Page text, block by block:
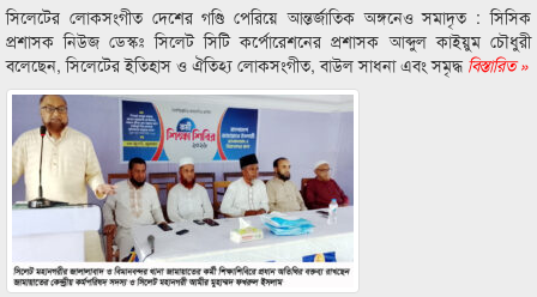
সিলেটের লোকসংগীত দেশের গণ্ডি পেরিয়ে আন্তর্জাতিক অঙ্গনেও সমাদৃত : সিসিক
প্রশাসক নিউজ ডেস্কঃ সিলেট সিটি কর্পোরেশনের প্রশাসক আব্দুল কাইয়ুম চৌধুরী
বলেছেন, সিলেটের ইতিহাস ও ঐতিহ্য লোকসংগীত, বাউল সাধনা এবং সমৃদ্ধ বিস্তারিত »